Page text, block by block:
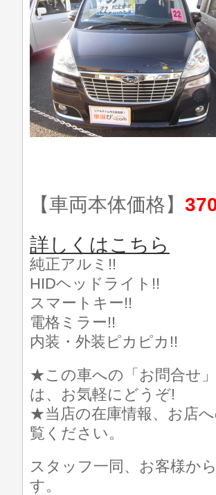
【車両本体価格】
詳しくはこちら
純正アルミ!!
HIDヘッドライト!!
スマートキー!!
電格ミラー!!
内装・外装ピカピカ!!
★この車への「お問合せ
は、お気軽にどうぞ!
★当店の在庫情報、お店
覧ください。
スタッフ一同、お客様か
す。